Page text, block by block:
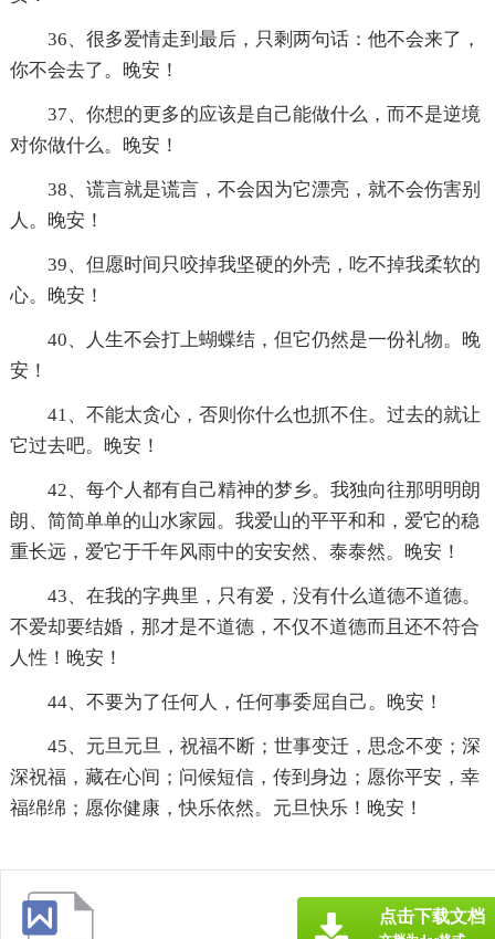
36、很多爱情走到最后，只剩两句话：他不会来了，
你不会去了。晚安！
37、你想的更多的应该是自己能做什么，而不是逆境
对你做什么。晚安！
38、谎言就是谎言，不会因为它漂亮，就不会伤害别
人。晚安！
39、但愿时间只咬掉我坚硬的外壳，吃不掉我柔软的
心。晚安！
40、人生不会打上蝴蝶结，但它仍然是一份礼物。晚
安！
41、不能太贪心，否则你什么也抓不住。过去的就让
它过去吧。晚安！
42、每个人都有自己精神的梦乡。我独向往那明明朗
朗、简简单单的山水家园。我爱山的平平和和，爱它的稳
重长远，爱它于千年风雨中的安安然、泰泰然。晚安！
43、在我的字典里，只有爱，没有什么道德不道德。
不爱却要结婚，那才是不道德，不仅不道德而且还不符合
人性！晚安！
44、不要为了任何人，任何事委屈自己。晚安！
45、元旦元旦，祝福不断；世事变迁，思念不变；深
深祝福，藏在心间；问候短信，传到身边；愿你平安，幸
福绵绵；愿你健康，快乐依然。元旦快乐！晚安！
点击下载文档